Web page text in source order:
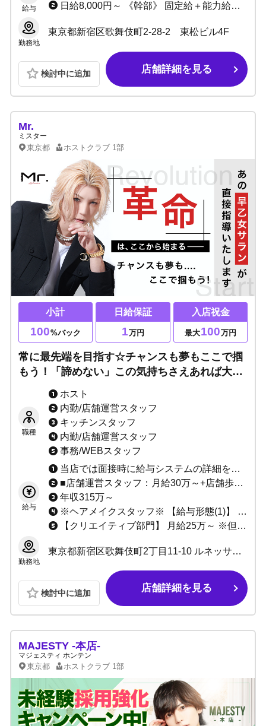
給与
日給8,000円～ 《幹部》 固定給＋能力給＋店売りによる歩合手当あり
勤務地
東京都新宿区歌舞伎町2-28-2 東松ビル4F
検討中に追加 店舗詳細を見る
Mr.
ミスター
東京都 ホストクラブ 1部
小計
100%バック
日給保証
1万円
入店祝金
最大100万円
常に最先端を目指す☆チャンスも夢もここで掴
もう！「諦めない」この気持ちさえあれば大丈
夫！次世代のプレイヤーになるノウハウ伝授！
一緒に人生を変える挑戦をしましょう！
職種
ホスト
内勤/店舗運営スタッフ
キッチンスタッフ
内勤/店舗運営スタッフ
事務/WEBスタッフ
給与
当店では面接時に給与システムの詳細を説明させていただいております。 ・日払いOK ・各種賞金、賞与あり
■店舗運営スタッフ：月給30万～+店舗歩合 ・年収312～1200万程度 ■店長･マネージャー候補 ・年収600万～+店舗歩合 ■エリアマネージャー候補 ・年収840万～+店舗歩合 ・実績、成果に応じて年収アップ可能 ・能力により優遇
年収315万～
※ヘアメイクスタッフ※ 【給与形態(1)】 驚愕のバック率、売上の70%以上 【給与形態(2)】 固定給 18万～25万 応相談 ※更に半年に1度昇給チャンスあり 少ない勤務時間で、月収40万以上も可能 あなたのやる気次第で、じゃんじゃん稼げます！！
【クリエイティブ部門】 月給25万～ ※但し、前職及び年齢､経験､能力を考慮の上決定します
勤務地
東京都新宿区歌舞伎町2丁目11-10 ルネッサンスビル 3F
検討中に追加 店舗詳細を見る
MAJESTY -本店-
マジェスティ ホンテン
東京都 ホストクラブ 1部